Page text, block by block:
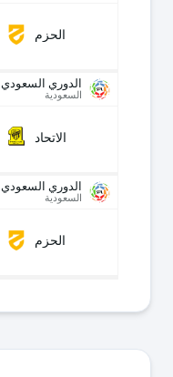
الحزم
الدوري السعودي
السعودية
الاتحاد
الدوري السعودي
السعودية
الحزم